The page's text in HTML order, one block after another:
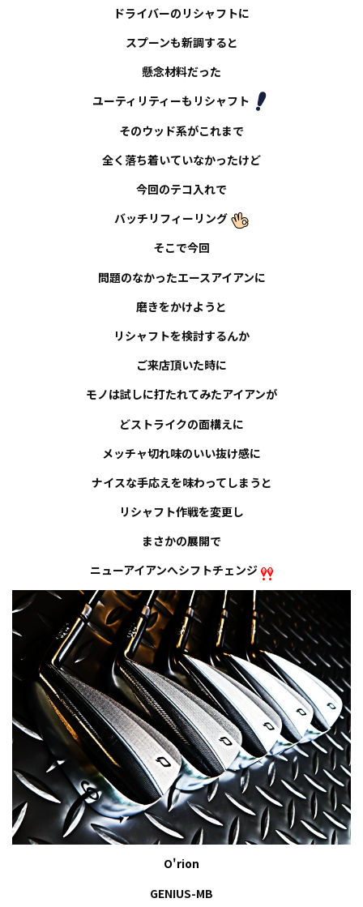
ドライバーのリシャフトに
スプーンも新調すると
懸念材料だった
ユーティリティーもリシャフト
そのウッド系がこれまで
全く落ち着いていなかったけど
今回のテコ入れで
バッチリフィーリング
そこで今回
問題のなかったエースアイアンに
磨きをかけようと
リシャフトを検討するんか
ご来店頂いた時に
モノは試しに打たれてみたアイアンが
どストライクの面構えに
メッチャ切れ味のいい抜け感に
ナイスな手応えを味わってしまうと
リシャフト作戦を変更し
まさかの展開で
ニューアイアンへシフトチェンジ
O'rion
GENIUS-MB